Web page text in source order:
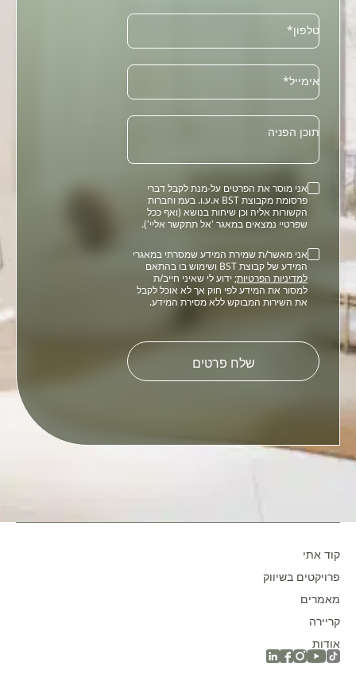
טלפון*
Email
אימייל*
תוכן הפניה
אני מוסר את הפרטים על-מנת לקבל דברי
פרסומת מקבוצת BST א.ע.ו. בעמ וחברות
הקשורות אליה וכן שיחות בנושא (ואף ככל
שפרטיי נמצאים במאגר 'אל תתקשר אליי').
אני מאשר/ת שמירת המידע שמסרתי במאגרי
המידע של קבוצת BST ושימוש בו בהתאם
למדיניות הפרטיות; ידוע לי שאיני חייב/ת
למסור את המידע לפי חוק אך לא אוכל לקבל
את השירות המבוקש ללא מסירת המידע.
leave
this
אודות
קריירה
מאמרים
פרויקטים בשיווק
קוד אתי